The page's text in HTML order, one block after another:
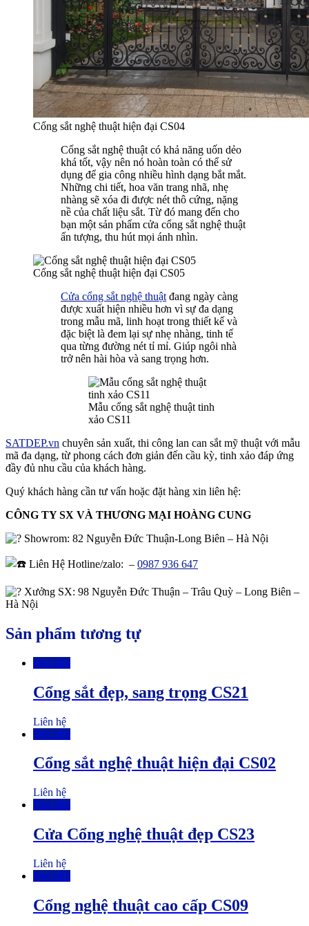
Cổng sắt nghệ thuật hiện đại CS04
Cổng sắt nghệ thuật có khả năng uốn dẻo
khá tốt, vậy nên nó hoàn toàn có thể sử
dụng để gia công nhiều hình dạng bắt mắt.
Những chi tiết, hoa văn trang nhã, nhẹ
nhàng sẽ xóa đi được nét thô cứng, nặng
nề của chất liệu sắt. Từ đó mang đến cho
bạn một sản phẩm cửa cổng sắt nghệ thuật
ấn tượng, thu hút mọi ánh nhìn.
Cổng sắt nghệ thuật hiện đại CS05
Cửa cổng sắt nghệ thuật đang ngày càng
được xuất hiện nhiều hơn vì sự đa dạng
trong mẫu mã, linh hoạt trong thiết kế và
đặc biệt là đem lại sự nhẹ nhàng, tinh tế
qua từng đường nét tỉ mỉ. Giúp ngôi nhà
trở nên hài hòa và sang trọng hơn.
Mẫu cổng sắt nghệ thuật tinh
xảo CS11
SATDEP.vn chuyên sản xuất, thi công lan can sắt mỹ thuật với mẫu
mã đa dạng, từ phong cách đơn giản đến cầu kỳ, tinh xảo đáp ứng
đầy đủ nhu cầu của khách hàng.
Quý khách hàng cần tư vấn hoặc đặt hàng xin liên hệ:
CÔNG TY SX VÀ THƯƠNG MẠI HOÀNG CUNG
Showrom: 82 Nguyễn Đức Thuận-Long Biên – Hà Nội
Liên Hệ Hotline/zalo: – 0987 936 647
Xưởng SX: 98 Nguyễn Đức Thuận – Trâu Quỳ – Long Biên –
Hà Nội
Sản phẩm tương tự
Đọc tiếp
Cổng sắt đẹp, sang trọng CS21
Liên hệ
Đọc tiếp
Cổng sắt nghệ thuật hiện đại CS02
Liên hệ
Đọc tiếp
Cửa Cổng nghệ thuật đẹp CS23
Liên hệ
Đọc tiếp
Cổng nghệ thuật cao cấp CS09